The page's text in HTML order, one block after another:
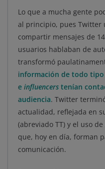
Lo que a mucha gente
al principio, pues Twitter
compartir mensajes de
usuarios hablaban de
transformó
información de todo
e influencers tenían
audiencia. Twitter
actualidad, reflejada en
(abreviado TT) y el uso de
que, hoy en día, forman
comunicación.